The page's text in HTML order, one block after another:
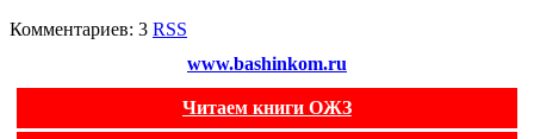
Комментариев: 3 RSS
www.bashinkom.ru
Читаем книги ОЖЗ